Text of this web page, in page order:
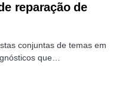
reparação de
conjuntas de temas em
que…